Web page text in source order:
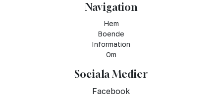
Navigation
Hem
Boende
Information
Om
Sociala Medier
Facebook